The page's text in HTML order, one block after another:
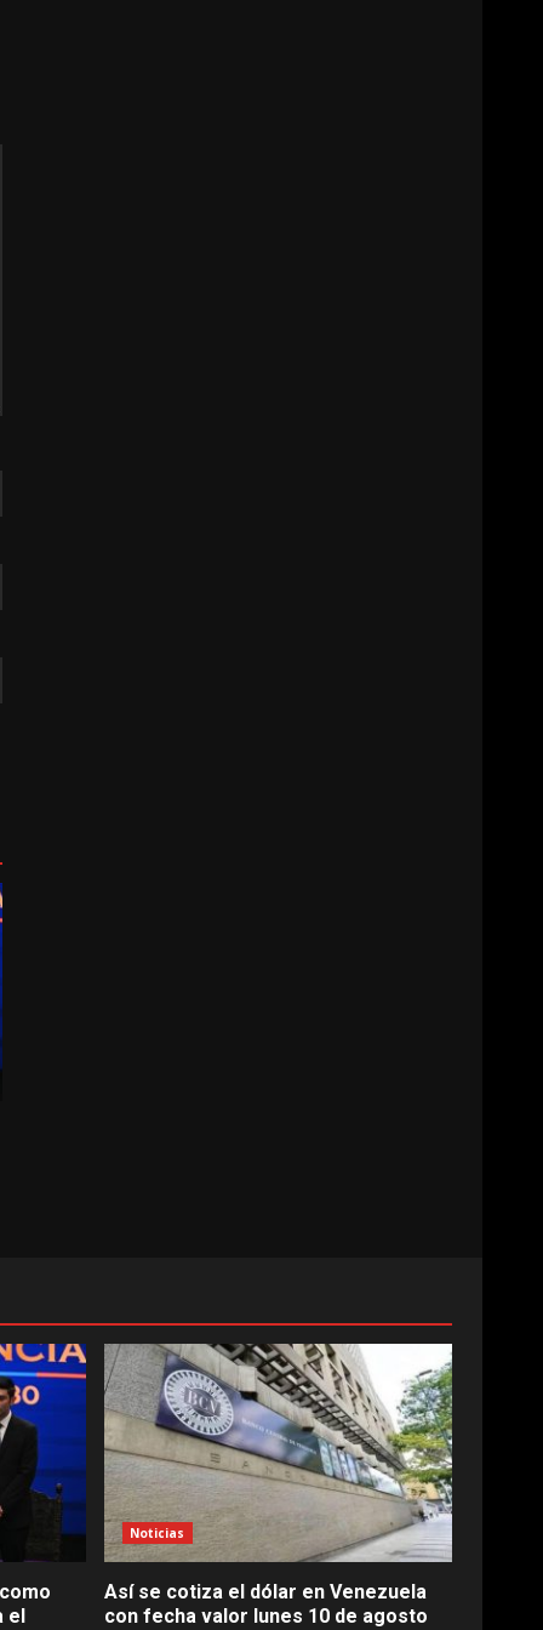
el
Noticias
Así se cotiza el dólar en Venezuela
con fecha valor lunes 10 de agosto